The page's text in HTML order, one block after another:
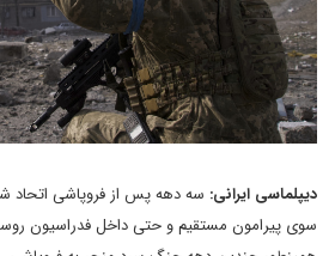
دیپلماسی ایرانی: سه دهه پس از فروپاشی اتحاد
سوی پیرامون مستقیم و حتی داخل فدراسیون